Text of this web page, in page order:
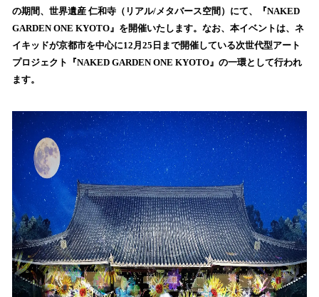
を
読
込
み
中
す
の期間、世界遺産 仁和寺（リアル/メタバース空間）にて、『NAKED
GARDEN ONE KYOTO』を開催いたします。なお、本イベントは、ネ
イキッドが京都市を中心に12月25日まで開催している次世代型アート
プロジェクト『NAKED GARDEN ONE KYOTO』の一環として行われ
ます。